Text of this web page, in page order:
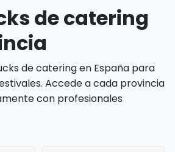
de catering
de catering en España para
Accede a cada provincia
con profesionales